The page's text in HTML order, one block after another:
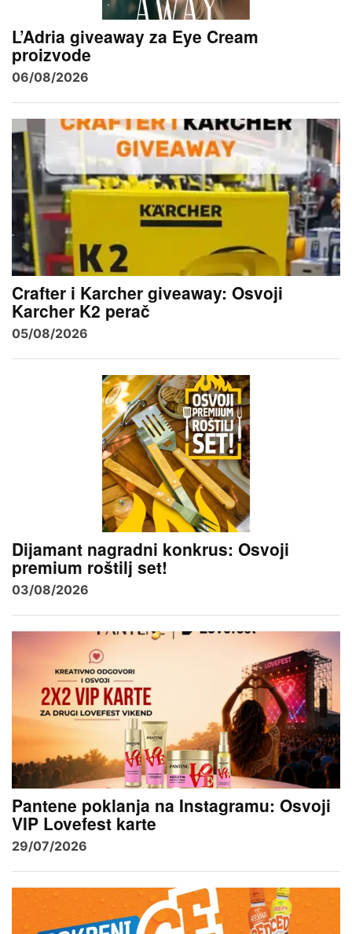
L’Adria giveaway za Eye Cream
proizvode
06/08/2026
Crafter i Karcher giveaway: Osvoji
Karcher K2 perač
05/08/2026
Dijamant nagradni konkrus: Osvoji
premium roštilj set!
03/08/2026
Pantene poklanja na Instagramu: Osvoji
VIP Lovefest karte
29/07/2026